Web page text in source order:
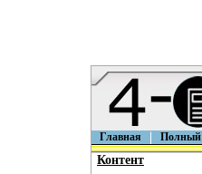
Главная Полный
Контент